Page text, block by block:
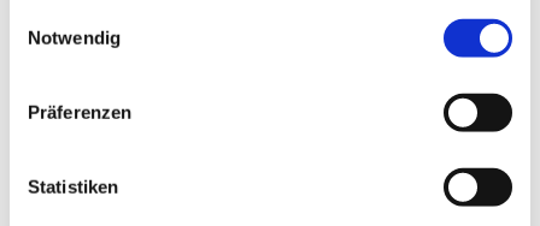
Notwendig
Präferenzen
Statistiken